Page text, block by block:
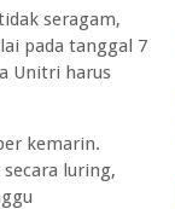
seragam,
pada tanggal 7
Unitri harus
kemarin.
luring,